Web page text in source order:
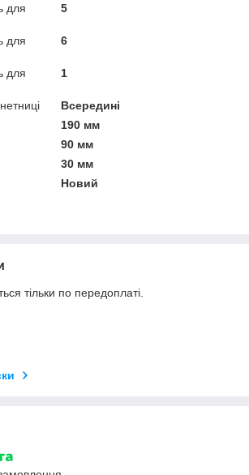
для
5
для
6
для
1
Всередині
190 мм
90 мм
30 мм
Новий
тільки по передоплаті.